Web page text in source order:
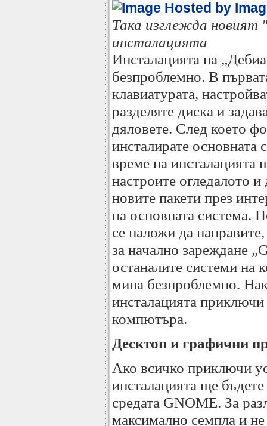
Така изглежда новият
инсталацията
Инсталацията на
безпроблемно. В
клавиатурата,
разделяте диска и
дяловете. След което
инсталирате
време на инсталацията
настроите огледалото
новите пакети през
на основната система.
се наложи да
за начално зареждане
останалите системи
мина безпроблемно.
инсталацията
компютъра.
Десктоп и графични
Ако всичко приключи
инсталацията ще
средата GNOME. За
максимално семпла и